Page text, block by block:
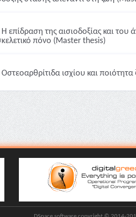
επίδραση της αισιοδοξίας και του
πόνο (Master thesis)
ισχίου και